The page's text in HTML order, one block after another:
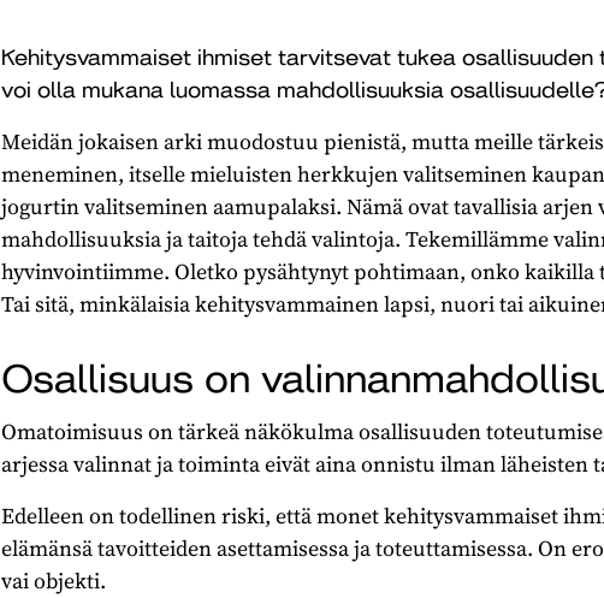
Kehitysvammaiset ihmiset tarvitsevat tukea
voi olla mukana luomassa mahdollisuuksia
Meidän jokaisen arki muodostuu pienistä, mutta meille
meneminen, itselle mieluisten herkkujen valitseminen
jogurtin valitseminen aamupalaksi. Nämä ovat tavallisia
mahdollisuuksia ja taitoja tehdä valintoja. Tekemillämme
hyvinvointiimme. Oletko pysähtynyt pohtimaan, onko kaikilla
Tai sitä, minkälaisia kehitysvammainen lapsi, nuori tai
Osallisuus on
Omatoimisuus on tärkeä näkökulma osallisuuden
arjessa valinnat ja toiminta eivät aina onnistu ilman läheisten
Edelleen on todellinen riski, että monet kehitysvammaiset
elämänsä tavoitteiden asettamisessa ja toteuttamisessa. On
vai objekti.